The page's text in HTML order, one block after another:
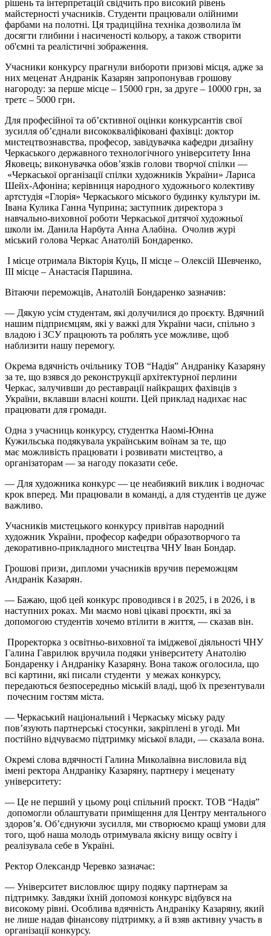
рішень та інтерпретацій свідчить про високий рівень
майстерності учасників. Студенти працювали олійними
фарбами на полотні. Ця традиційна техніка дозволила їм
досягти глибини і насиченості кольору, а також створити
об'ємні та реалістичні зображення.
Учасники конкурсу прагнули вибороти призові місця, адже за
них меценат Андранік Казарян запропонував грошову
нагороду: за перше місце – 15000 грн, за друге – 10000 грн, за
третє – 5000 грн.
Для професійної та об’єктивної оцінки конкурсантів свої
зусилля об’єднали висококваліфіковані фахівці: доктор
мистецтвознавства, професор, завідувачка кафедри дизайну
Черкаського державного технологічного університету Інна
Яковець; виконувачка обов’язків голови творчої спілки —
«Черкаської організації спілки художників України» Лариса
Шейх-Афоніна; керівниця народного художнього колективу
артстудія «Глорія» Черкаського міського будинку культури ім.
Івана Кулика Ганна Чуприна; заступник директора з
навчально-виховної роботи Черкаської дитячої художньої
школи ім. Данила Нарбута Анна Алабіна. Очолив журі
міський голова Черкас Анатолій Бондаренко.
І місце отримала Вікторія Куць, ІІ місце – Олексій Шевченко,
ІІІ місце – Анастасія Паршина.
Вітаючи переможців, Анатолій Бондаренко зазначив:
— Дякую усім студентам, які долучилися до проєкту. Вдячний
нашим підприємцям, які у важкі для України часи, спільно з
владою і ЗСУ працюють та роблять усе можливе, щоб
наблизити нашу перемогу.
Окрема вдячність очільнику ТОВ “Надія” Андраніку Казаряну
за те, що взявся до реконструкції архітектурної перлини
Черкас, залучивши до реставрації найкращих фахівців з
України, вклавши власні кошти. Цей приклад надихає нас
працювати для громади.
Одна з учасниць конкурсу, студентка Наомі-Юнна
Кужильська подякувала українським воїнам за те, що
має можливість працювати і розвивати мистецтво, а
організаторам — за нагоду показати себе.
— Для художника конкурс — це неабиякий виклик і водночас
крок вперед. Ми працювали в команді, а для студентів це дуже
важливо.
Учасників мистецького конкурсу привітав народний
художник України, професор кафедри образотворчого та
декоративно-прикладного мистецтва ЧНУ Іван Бондар.
Грошові призи, дипломи учасників вручив переможцям
Андранік Казарян.
— Бажаю, щоб цей конкурс проводився і в 2025, і в 2026, і в
наступних роках. Ми маємо нові цікаві проєкти, які за
допомогою студентів хочемо втілити в життя, — сказав він.
Проректорка з освітньо-виховної та іміджевої діяльності ЧНУ
Галина Гаврилюк вручила подяки університету Анатолію
Бондаренку і Андраніку Казаряну. Вона також оголосила, що
всі картини, які писали студенти у межах конкурсу,
передаються безпосередньо міській владі, щоб їх презентували
почесним гостям міста.
— Черкаський національний і Черкаську міську раду
пов’язують партнерські стосунки, закріплені в угоді. Ми
постійно відчуваємо підтримку міської влади, — сказала вона.
Окремі слова вдячності Галина Миколаївна висловила від
імені ректора Андраніку Казаряну, партнеру і меценату
університету:
— Це не перший у цьому році спільний проєкт. ТОВ “Надія”
допомогли облаштувати приміщення для Центру ментального
здоров’я. Об’єднуючи зусилля, ми створюємо кращі умови для
того, щоб наша молодь отримувала якісну вищу освіту і
реалізувала себе в Україні.
Ректор Олександр Черевко зазначає:
— Університет висловлює щиру подяку партнерам за
підтримку. Завдяки їхній допомозі конкурс відбувся на
високому рівні. Особлива вдячність Андраніку Казаряну, який
не лише надав фінансову підтримку, а й взяв активну участь в
організації конкурсу.